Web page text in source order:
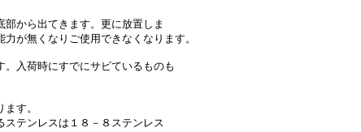
から出てきます。更に放置しま
が無くなりご使用できなくなります。
入荷時にすでにサビているものも
す。
テンレスは１８－８ステンレス